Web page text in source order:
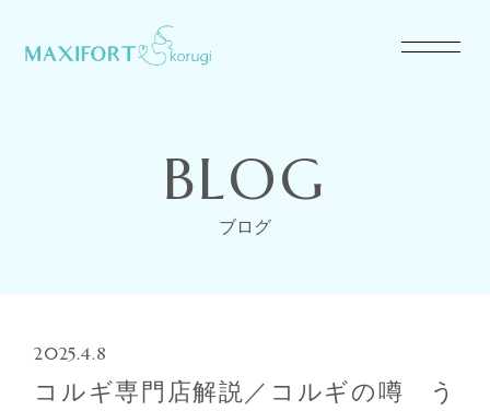
BLOG
ブログ
2025.4.8
コルギ専門店解説／コルギの噂 う